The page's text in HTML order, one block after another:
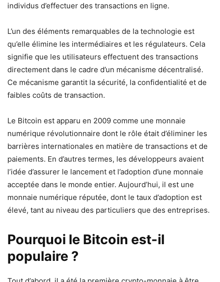
individus d’effectuer des transactions en ligne.
L’un des éléments remarquables de la technologie est
qu’elle élimine les intermédiaires et les régulateurs. Cela
signifie que les utilisateurs effectuent des transactions
directement dans le cadre d’un mécanisme décentralisé.
Ce mécanisme garantit la sécurité, la confidentialité et de
faibles coûts de transaction.
Le Bitcoin est apparu en 2009 comme une monnaie
numérique révolutionnaire dont le rôle était d’éliminer les
barrières internationales en matière de transactions et de
paiements. En d’autres termes, les développeurs avaient
l’idée d’assurer le lancement et l’adoption d’une monnaie
acceptée dans le monde entier. Aujourd’hui, il est une
monnaie numérique réputée, dont le taux d’adoption est
élevé, tant au niveau des particuliers que des entreprises.
Pourquoi le Bitcoin est-il
populaire ?